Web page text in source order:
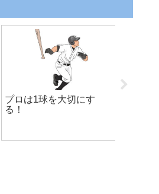
プロは1球を大切にす
る！